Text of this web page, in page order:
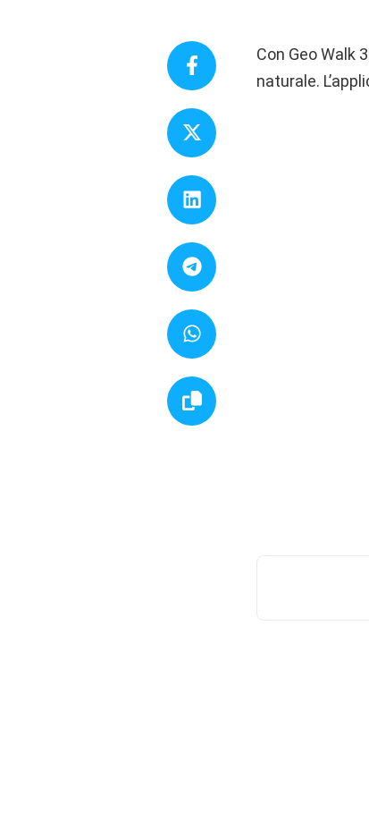
Con Geo Walk
naturale.